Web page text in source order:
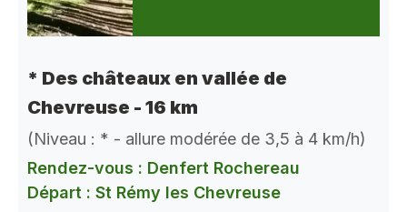
* Des châteaux en vallée de
Chevreuse - 16 km
(Niveau : * - allure modérée de 3,5 à 4 km/h)
Rendez-vous : Denfert Rochereau
Départ : St Rémy les Chevreuse